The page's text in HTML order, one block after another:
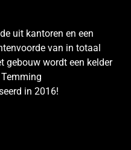
uit kantoren en een
van in totaal
gebouw wordt een kelder
in 2016!